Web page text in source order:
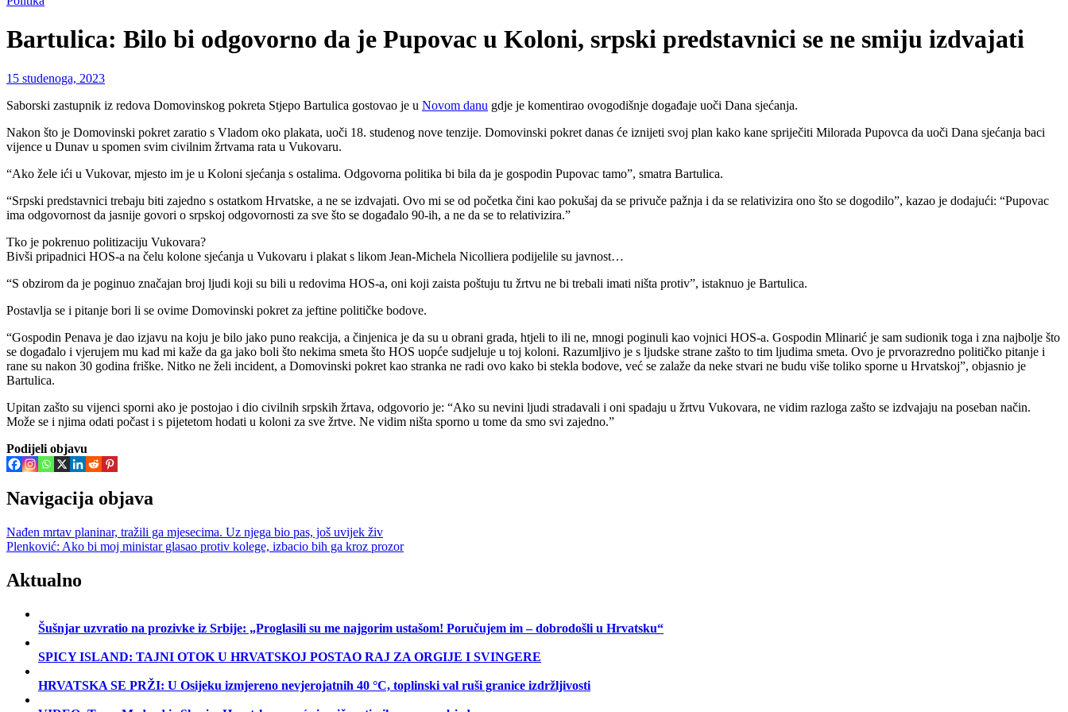
Bartulica: Bilo bi odgovorno da je Pupovac u Koloni, srpski predstavnici se ne smiju izdvajati
15 studenoga, 2023
Saborski zastupnik iz redova Domovinskog pokreta Stjepo Bartulica gostovao je u Novom danu gdje je komentirao ovogodišnje događaje uoči Dana sjećanja.
Nakon što je Domovinski pokret zaratio s Vladom oko plakata, uoči 18. studenog nove tenzije. Domovinski pokret danas će iznijeti svoj plan kako kane spriječiti Milorada Pupovca da uoči Dana sjećanja baci
vijence u Dunav u spomen svim civilnim žrtvama rata u Vukovaru.
“Ako žele ići u Vukovar, mjesto im je u Koloni sjećanja s ostalima. Odgovorna politika bi bila da je gospodin Pupovac tamo”, smatra Bartulica.
“Srpski predstavnici trebaju biti zajedno s ostatkom Hrvatske, a ne se izdvajati. Ovo mi se od početka čini kao pokušaj da se privuče pažnja i da se relativizira ono što se dogodilo”, kazao je dodajući: “Pupovac
ima odgovornost da jasnije govori o srpskoj odgovornosti za sve što se događalo 90-ih, a ne da se to relativizira.”
Tko je pokrenuo politizaciju Vukovara?
Bivši pripadnici HOS-a na čelu kolone sjećanja u Vukovaru i plakat s likom Jean-Michela Nicolliera podijelile su javnost…
“S obzirom da je poginuo značajan broj ljudi koji su bili u redovima HOS-a, oni koji zaista poštuju tu žrtvu ne bi trebali imati ništa protiv”, istaknuo je Bartulica.
Postavlja se i pitanje bori li se ovime Domovinski pokret za jeftine političke bodove.
“Gospodin Penava je dao izjavu na koju je bilo jako puno reakcija, a činjenica je da su u obrani grada, htjeli to ili ne, mnogi poginuli kao vojnici HOS-a. Gospodin Mlinarić je sam sudionik toga i zna najbolje što
se događalo i vjerujem mu kad mi kaže da ga jako boli što nekima smeta što HOS uopće sudjeluje u toj koloni. Razumljivo je s ljudske strane zašto to tim ljudima smeta. Ovo je prvorazredno političko pitanje i
rane su nakon 30 godina friške. Nitko ne želi incident, a Domovinski pokret kao stranka ne radi ovo kako bi stekla bodove, već se zalaže da neke stvari ne budu više toliko sporne u Hrvatskoj”, objasnio je
Bartulica.
Upitan zašto su vijenci sporni ako je postojao i dio civilnih srpskih žrtava, odgovorio je: “Ako su nevini ljudi stradavali i oni spadaju u žrtvu Vukovara, ne vidim razloga zašto se izdvajaju na poseban način.
Može se i njima odati počast i s pijetetom hodati u koloni za sve žrtve. Ne vidim ništa sporno u tome da smo svi zajedno.”
Podijeli objavu
Navigacija objava
Nađen mrtav planinar, tražili ga mjesecima. Uz njega bio pas, još uvijek živ
Plenković: Ako bi moj ministar glasao protiv kolege, izbacio bih ga kroz prozor
Aktualno
Šušnjar uzvratio na prozivke iz Srbije: „Proglasili su me najgorim ustašom! Poručujem im – dobrodošli u Hrvatsku“
SPICY ISLAND: TAJNI OTOK U HRVATSKOJ POSTAO RAJ ZA ORGIJE I SVINGERE
HRVATSKA SE PRŽI: U Osijeku izmjereno nevjerojatnih 40 °C, toplinski val ruši granice izdržljivosti